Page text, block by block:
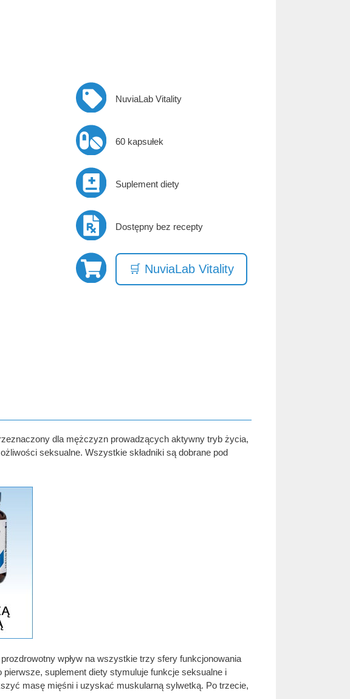
NuviaLab Vitality
60 kapsułek
Suplement diety
Dostępny bez recepty
🛒 NuviaLab Vitality
dla mężczyzn prowadzących aktywny tryb życia,
seksualne. Wszystkie składniki są dobrane pod
wpływ na wszystkie trzy sfery funkcjonowania
suplement diety stymuluje funkcje seksualne i
masę mięśni i uzyskać muskularną sylwetką. Po trzecie,